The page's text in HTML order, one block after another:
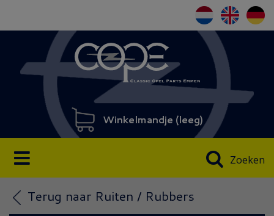
Winkelmandje (leeg)
Zoeken
Terug naar Ruiten / Rubbers